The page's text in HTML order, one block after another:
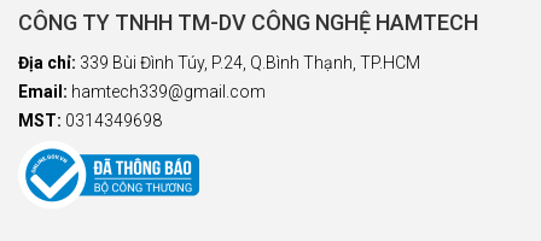
CÔNG TY TNHH TM-DV CÔNG NGHỆ HAMTECH
Địa chỉ: 339 Bùi Đình Túy, P.24, Q.Bình Thạnh, TP.HCM
Email: hamtech339@gmail.com
MST: 0314349698